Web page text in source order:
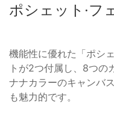
ポシェット·フ
機能性に優れた「ポシ
トが2つ付属し、8つの
ナナカラーのキャンバ
も魅力的です。